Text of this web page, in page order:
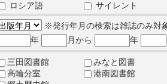
ロシア語
サイレント
※発行年月の検索は雑誌のみ対
年
月から 年
三田図書館
みなと図書
高輪分室
港南図書館